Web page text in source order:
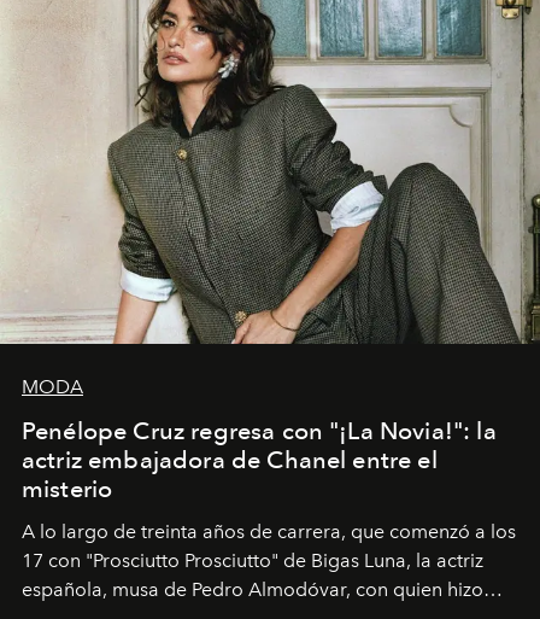
MODA
Penélope Cruz regresa con "¡La Novia!": la
actriz embajadora de Chanel entre el
misterio
A lo largo de treinta años de carrera, que comenzó a los
17 con "Prosciutto Prosciutto" de Bigas Luna, la actriz
española, musa de Pedro Almodóvar, con quien hizo